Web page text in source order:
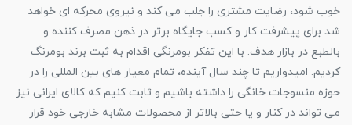
خوب شود، رضایت مشتری را جلب می کند و نیروی محرکه ای خواهد
شد برای پیشرفت کار و کسب جایگاه برتر در ذهن مصرف کننده و
بالطبع در بازار هدف. با این تفکر بومرنگی اقدام به ثبت برند بومرنگ
کردیم. امیدواریم تا چند سال آینده، تمام معیار های بین المللی را در
حوزه منسوجات خانگی را داشته باشیم و ثابت کنیم که کالای ایرانی نیز
می تواند در کنار و یا حتی بالاتر از محصولات مشابه خارجی خود قرار